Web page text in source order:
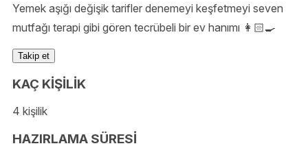
Yemek aşığı değişik tarifler denemeyi keşfetmeyi seven
mutfağı terapi gibi gören tecrübeli bir ev hanımı 👩🏻‍🍳
Takip et
KAÇ KİŞİLİK
4 kişilik
HAZIRLAMA SÜRESİ